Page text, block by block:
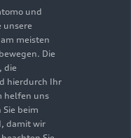
und
unsere
meisten
Die
die
hierdurch Ihr
helfen uns
Sie beim
damit wir